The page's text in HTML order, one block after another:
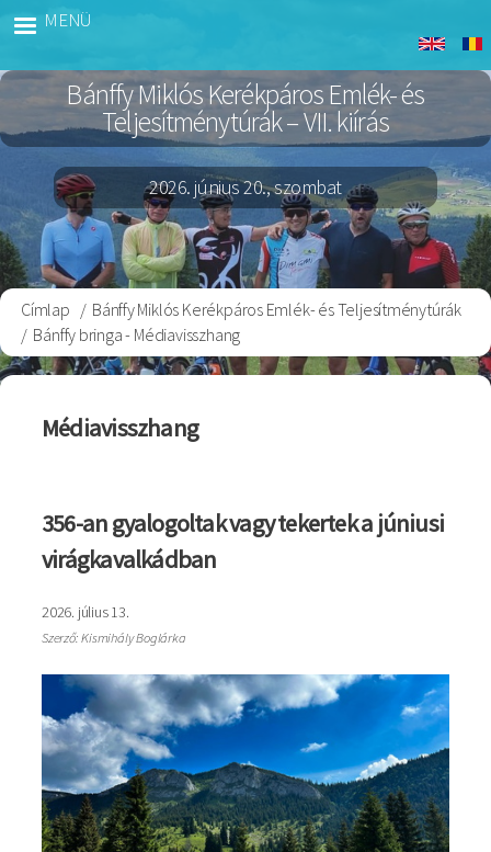
Bringa
MENÜ
Bánffy Miklós Kerékpáros Emlék- és
Teljesítménytúrák – VII. kiírás
2026. június 20., szombat
Morzsa
Címlap
Bánffy Miklós Kerékpáros Emlék- és Teljesítménytúrák
Bánffy bringa - Médiavisszhang
Médiavisszhang
356-an gyalogoltak vagy tekertek a júniusi
virágkavalkádban
2026. július 13.
Szerző: Kismihály Boglárka
Kép